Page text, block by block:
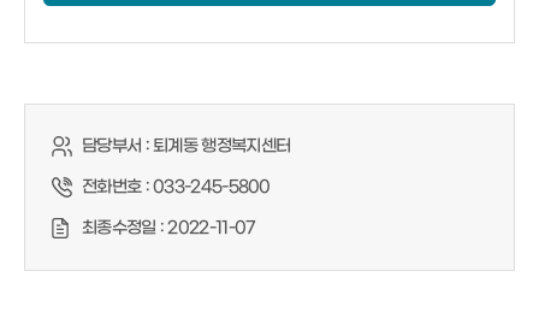
담당부서 :퇴계동 행정복지센터
전화번호 :033-245-5800
최종수정일 :2022-11-07